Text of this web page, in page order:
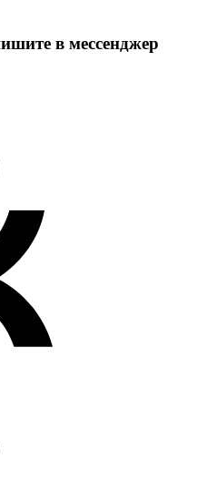
в мессенджер